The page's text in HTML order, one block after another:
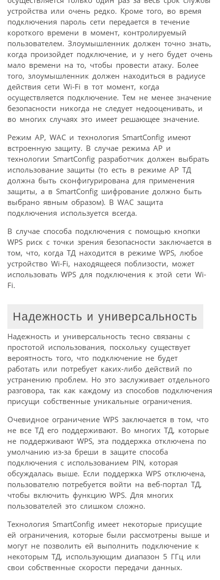
устройства или очень редко. Кроме того, во время
подключения пароль сети передается в течение
короткого времени в момент, контролируемый
пользователем. Злоумышленник должен точно знать,
когда произойдет подключение, и у него будет очень
мало времени на то, чтобы провести атаку. Более
того, злоумышленник должен находиться в радиусе
действия сети Wi-Fi в тот момент, когда
осуществляется подключение. Тем не менее значение
безопасности никогда не следует недооценивать, и
во многих случаях это имеет решающее значение.
Режим AP, WAC и технология SmartConfig имеют
встроенную защиту. В случае режима AP и
технологии SmartConfig разработчик должен выбрать
использование защиты (то есть в режиме AP ТД
должна быть сконфигурирована для применения
защиты, а в SmartConfig шифрование должно быть
выбрано явным образом). В WAC защита
подключения используется всегда.
В случае способа подключения с помощью кнопки
WPS риск с точки зрения безопасности заключается в
том, что, когда ТД находится в режиме WPS, любое
устройство Wi-Fi, находящееся поблизости, может
использовать WPS для подключения к этой сети Wi-
Fi.
Надежность и универсальность
Надежность и универсальность тесно связаны с
простотой использования, поскольку существует
вероятность того, что подключение не будет
работать или потребует каких-либо действий по
устранению проблем. Но это заслуживает отдельного
разговора, так как каждому из способов подключения
присущи собственные уникальные ограничения.
Очевидное ограничение WPS заключается в том, что
не все ТД его поддерживают. Во многих ТД, которые
не поддерживают WPS, эта поддержка отключена по
умолчанию из-за бреши в защите способа
подключения с использованием PIN, которая
обсуждалась выше. Если поддержка WPS отключена,
пользователю потребуется войти на веб-портал ТД,
чтобы включить функцию WPS. Для многих
пользователей это слишком сложно.
Технология SmartConfig имеет некоторые присущие
ей ограничения, которые были рассмотрены выше и
могут не позволить ей выполнить подключение к
некоторым ТД, использующим диапазон 5 ГГц или
свои собственные скорости передачи данных.